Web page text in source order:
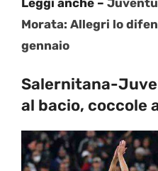
Morata: Allegri lo
gennaio
Salernitana-
al bacio, coccole